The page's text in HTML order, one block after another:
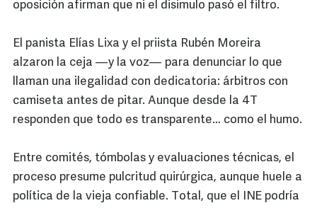
oposición afirman que ni el disimulo pasó el filtro.
El panista Elías Lixa y el priista Rubén Moreira
alzaron la ceja —y la voz— para denunciar lo que
llaman una ilegalidad con dedicatoria: árbitros con
camiseta antes de pitar. Aunque desde la 4T
responden que todo es transparente… como el humo.
Entre comités, tómbolas y evaluaciones técnicas, el
proceso presume pulcritud quirúrgica, aunque huele a
política de la vieja confiable. Total, que el INE podría